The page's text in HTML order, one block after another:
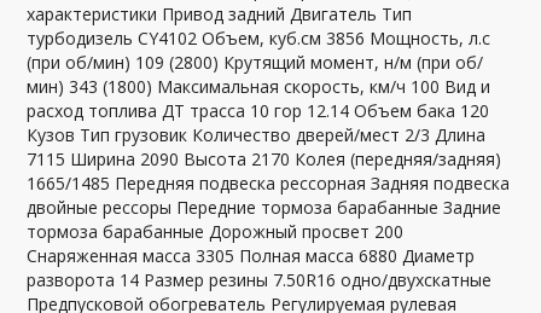
характеристики Привод задний Двигатель Тип
турбодизель CY4102 Объем, куб.см 3856 Мощность, л.с
(при об/мин) 109 (2800) Крутящий момент, н/м (при об/
мин) 343 (1800) Максимальная скорость, км/ч 100 Вид и
расход топлива ДТ трасса 10 гор 12.14 Объем бака 120
Кузов Тип грузовик Количество дверей/мест 2/3 Длина
7115 Ширина 2090 Высота 2170 Колея (передняя/задняя)
1665/1485 Передняя подвеска рессорная Задняя подвеска
двойные рессоры Передние тормоза барабанные Задние
тормоза барабанные Дорожный просвет 200
Снаряженная масса 3305 Полная масса 6880 Диаметр
разворота 14 Размер резины 7.50R16 одно/двухскатные
Предпусковой обогреватель Регулируемая рулевая